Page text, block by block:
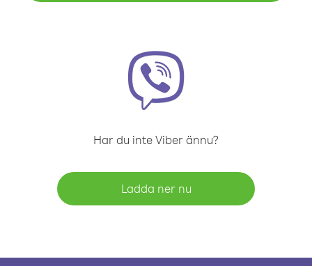
Har du inte Viber ännu?
Ladda ner nu